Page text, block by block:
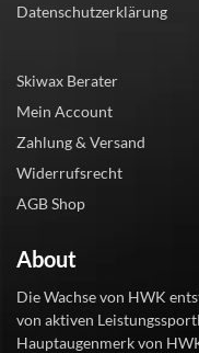
Datenschutzerklärung
Skiwax Berater
Mein Account
Zahlung & Versand
Widerrufsrecht
AGB Shop
About
Die Wachse von HWK
von aktiven
Hauptaugenmerk von